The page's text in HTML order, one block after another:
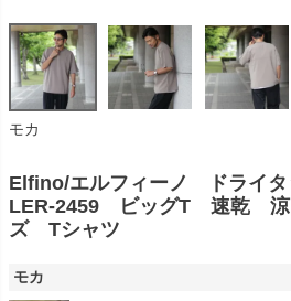
モカ
Elfino/エルフィーノ ドライ
LER-2459 ビッグT 速乾 涼
ズ Tシャツ
モカ